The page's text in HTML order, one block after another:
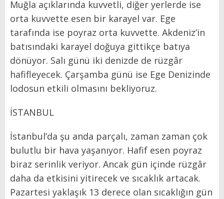
Muğla açıklarında kuvvetli, diğer yerlerde ise
orta kuvvette esen bir karayel var. Ege
tarafında ise poyraz orta kuvvette. Akdeniz’in
batısındaki karayel doğuya gittikçe batıya
dönüyor. Salı günü iki denizde de rüzgâr
hafifleyecek. Çarşamba günü ise Ege Denizinde
lodosun etkili olmasını bekliyoruz.
İSTANBUL
İstanbul’da şu anda parçalı, zaman zaman çok
bulutlu bir hava yaşanıyor. Hafif esen poyraz
biraz serinlik veriyor. Ancak gün içinde rüzgâr
daha da etkisini yitirecek ve sıcaklık artacak.
Pazartesi yaklaşık 13 derece olan sıcaklığın gün